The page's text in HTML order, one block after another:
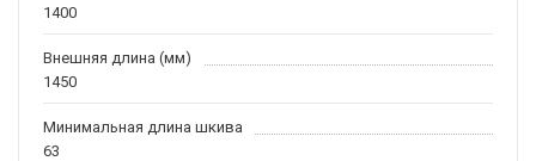
1400
Внешняя длина (мм)
1450
Минимальная длина шкива
63